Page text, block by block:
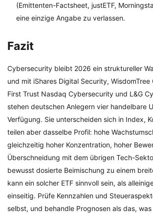
(Emittenten-Factsheet, justETF,
eine einzige Angabe zu verlassen.
Fazit
Cybersecurity bleibt 2026 ein struktureller
und mit iShares Digital Security,
First Trust Nasdaq Cybersecurity und L&G
stehen deutschen Anlegern vier handelbare
Verfügung. Sie unterscheiden sich in Index,
teilen aber dasselbe Profil: hohe
gleichzeitig hoher Konzentration, hoher
Überschneidung mit dem übrigen Tech-
bewusst dosierte Beimischung zu einem
kann ein solcher ETF sinnvoll sein, als
einseitig. Prüfe Kennzahlen und
selbst, und behandle Prognosen als das, was